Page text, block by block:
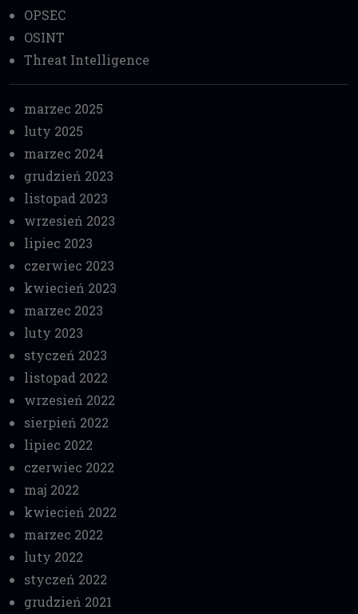
OPSEC
OSINT
Threat Intelligence
marzec 2025
luty 2025
marzec 2024
grudzień 2023
listopad 2023
wrzesień 2023
lipiec 2023
czerwiec 2023
kwiecień 2023
marzec 2023
luty 2023
styczeń 2023
listopad 2022
wrzesień 2022
sierpień 2022
lipiec 2022
czerwiec 2022
maj 2022
kwiecień 2022
marzec 2022
luty 2022
styczeń 2022
grudzień 2021